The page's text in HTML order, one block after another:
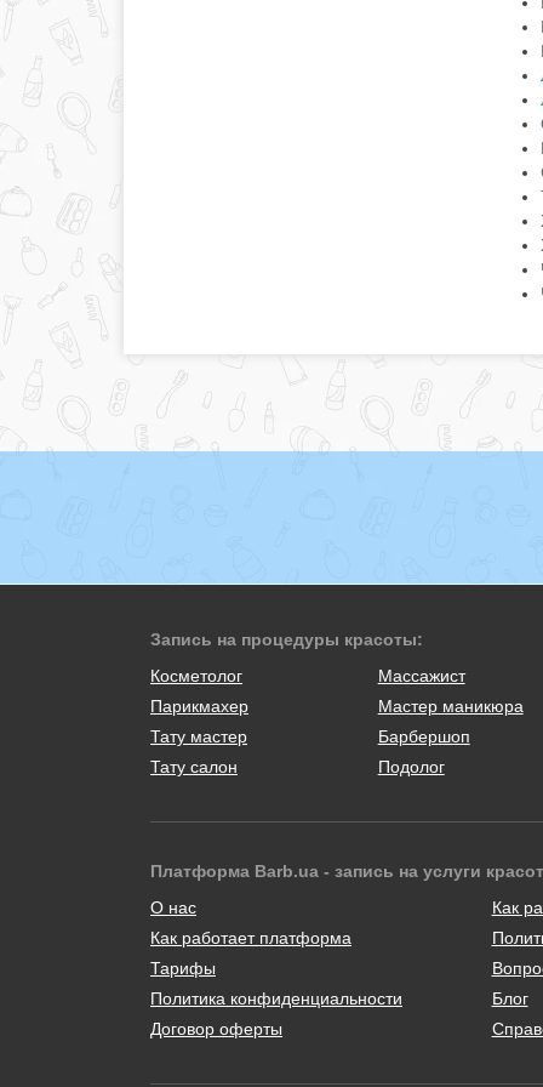
Запись на процедуры красоты:
Косметолог
Массажист
Парикмахер
Мастер маникюра
Тату мастер
Барбершоп
Тату салон
Подолог
Платформа Barb.ua - запись на услуги
О нас
Как работает платформа
Тарифы
Политика конфиденциальности
Договор оферты
Как
Блог